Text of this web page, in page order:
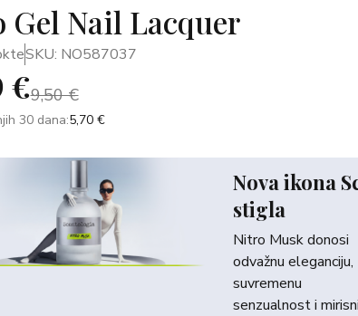
Gel Nail Lacquer
SKU: NO587037
€9,50 €
30 dana:5,70 €
Nova ikona
stigla
Nitro Musk donosi
odvažnu eleganciju,
suvremenu
senzualnost i mirisni